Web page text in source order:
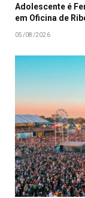
Adolescente é
em Oficina de
05/08/2026